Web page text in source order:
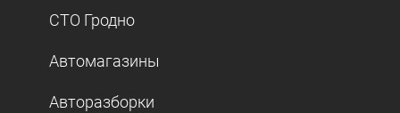
СТО Гродно
Автомагазины
Авторазборки